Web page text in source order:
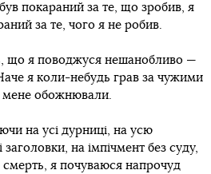
покараний за те, що зробив, я
за те, чого я не робив.
що я поводжуся нешанобливо —
я коли-небудь грав за чужими
мене обожнювали.
на усі дурниці, на усю
заголовки, на імпічмент без суду,
я почуваюся напрочуд